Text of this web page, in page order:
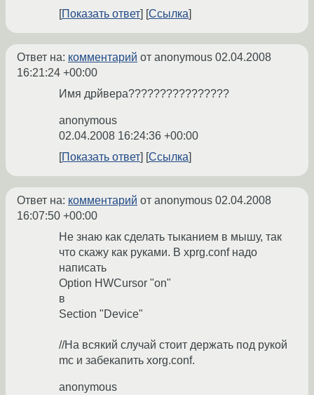
Показать ответ
Ссылка
Ответ на: комментарий от anonymous 02.04.2008
16:21:24 +00:00
Имя дрйвера????????????????
anonymous
02.04.2008 16:24:36 +00:00
Показать ответ
Ссылка
Ответ на: комментарий от anonymous 02.04.2008
16:07:50 +00:00
Не знаю как сделать тыканием в мышу, так
что скажу как руками. В xprg.conf надо
написать
Option HWCursor "on"
в
Section "Device"
//На всякий случай стоит держать под рукой
mc и забекапить xorg.conf.
anonymous